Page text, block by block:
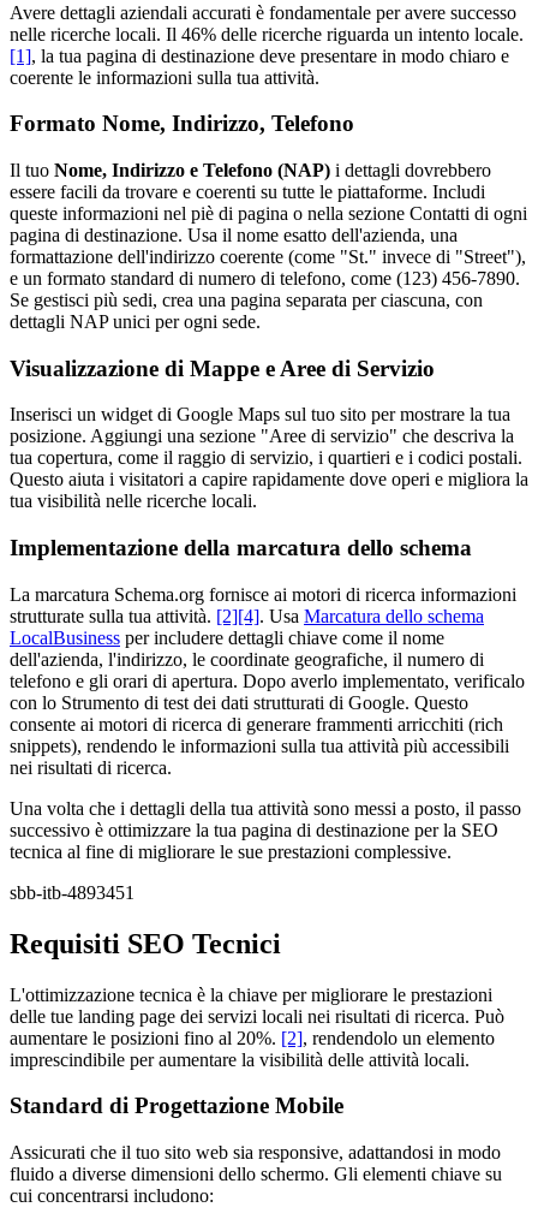
Avere dettagli aziendali accurati è fondamentale per avere successo
nelle ricerche locali. Il 46% delle ricerche riguarda un intento locale.
[1], la tua pagina di destinazione deve presentare in modo chiaro e
coerente le informazioni sulla tua attività.
Formato Nome, Indirizzo, Telefono
Il tuo Nome, Indirizzo e Telefono (NAP) i dettagli dovrebbero
essere facili da trovare e coerenti su tutte le piattaforme. Includi
queste informazioni nel piè di pagina o nella sezione Contatti di ogni
pagina di destinazione. Usa il nome esatto dell'azienda, una
formattazione dell'indirizzo coerente (come "St." invece di "Street"),
e un formato standard di numero di telefono, come (123) 456-7890.
Se gestisci più sedi, crea una pagina separata per ciascuna, con
dettagli NAP unici per ogni sede.
Visualizzazione di Mappe e Aree di Servizio
Inserisci un widget di Google Maps sul tuo sito per mostrare la tua
posizione. Aggiungi una sezione "Aree di servizio" che descriva la
tua copertura, come il raggio di servizio, i quartieri e i codici postali.
Questo aiuta i visitatori a capire rapidamente dove operi e migliora la
tua visibilità nelle ricerche locali.
Implementazione della marcatura dello schema
La marcatura Schema.org fornisce ai motori di ricerca informazioni
strutturate sulla tua attività. [2][4]. Usa Marcatura dello schema
LocalBusiness per includere dettagli chiave come il nome
dell'azienda, l'indirizzo, le coordinate geografiche, il numero di
telefono e gli orari di apertura. Dopo averlo implementato, verificalo
con lo Strumento di test dei dati strutturati di Google. Questo
consente ai motori di ricerca di generare frammenti arricchiti (rich
snippets), rendendo le informazioni sulla tua attività più accessibili
nei risultati di ricerca.
Una volta che i dettagli della tua attività sono messi a posto, il passo
successivo è ottimizzare la tua pagina di destinazione per la SEO
tecnica al fine di migliorare le sue prestazioni complessive.
sbb-itb-4893451
Requisiti SEO Tecnici
L'ottimizzazione tecnica è la chiave per migliorare le prestazioni
delle tue landing page dei servizi locali nei risultati di ricerca. Può
aumentare le posizioni fino al 20%. [2], rendendolo un elemento
imprescindibile per aumentare la visibilità delle attività locali.
Standard di Progettazione Mobile
Assicurati che il tuo sito web sia responsive, adattandosi in modo
fluido a diverse dimensioni dello schermo. Gli elementi chiave su
cui concentrarsi includono: